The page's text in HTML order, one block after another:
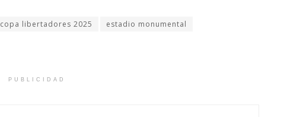
copa libertadores 2025
estadio monumental
PUBLICIDAD